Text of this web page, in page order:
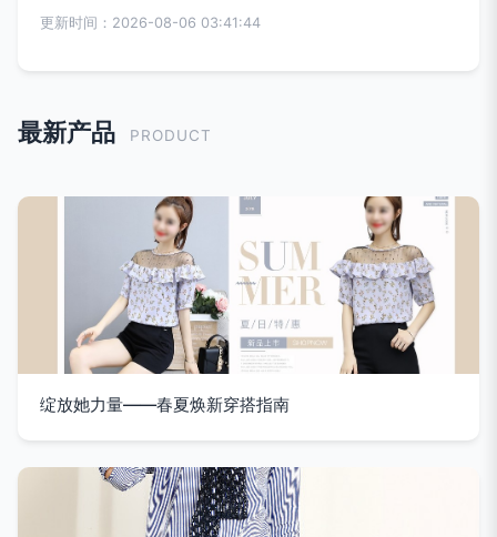
更新时间：2026-08-06 03:41:44
最新产品 PRODUCT
绽放她力量——春夏焕新穿搭指南